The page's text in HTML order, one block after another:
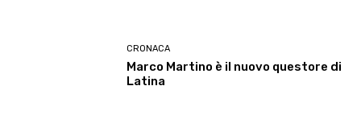
CRONACA
Marco Martino è il nuovo questore di
Latina